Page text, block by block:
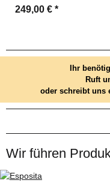
249,00 € *
Ihr
Ruft
oder schreibt uns
Wir führen